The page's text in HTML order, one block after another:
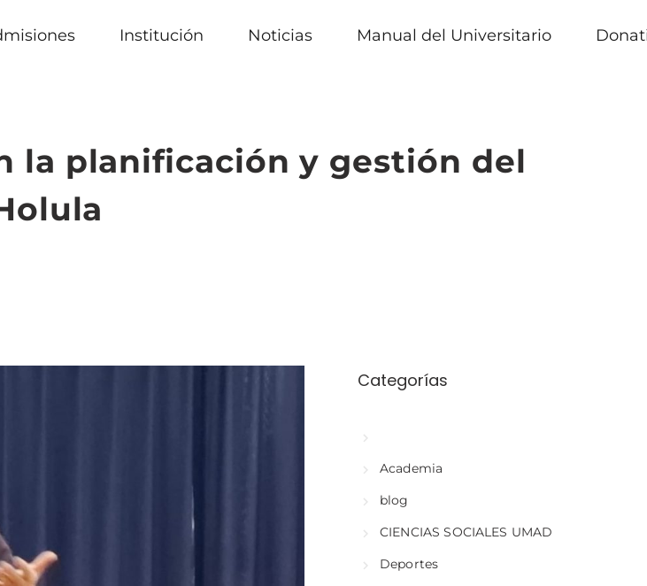
Institución Noticias Manual del Universitario
la planificación y gestión del
Categorías
Academia
blog
CIENCIAS SOCIALES UMAD
Deportes